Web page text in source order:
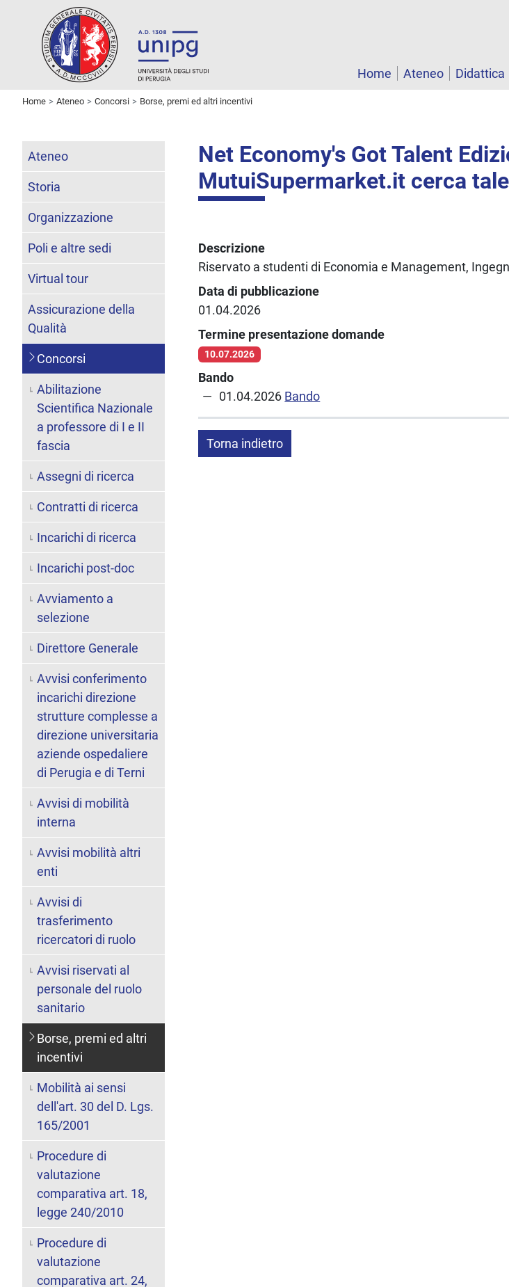
Home
Ateneo Didattica
Home Ateneo Concorsi Borse, premi ed altri incentivi
Net Economy's Got Talent
MutuiSupermarket.it cerca
Descrizione
Riservato a studenti di Economia e Management,
Data di pubblicazione
01.04.2026
Termine presentazione domande
10.07.2026
Bando
01.04.2026 Bando
Torna indietro
Ateneo
Storia
Organizzazione
Poli e altre sedi
Virtual tour
Assicurazione della
Qualità
Concorsi
Abilitazione
Scientifica Nazionale
a professore di I e II
fascia
Assegni di ricerca
Contratti di ricerca
Incarichi di ricerca
Incarichi post-doc
Avviamento a
selezione
Direttore Generale
Avvisi conferimento
incarichi direzione
strutture complesse a
direzione universitaria
aziende ospedaliere
di Perugia e di Terni
Avvisi di mobilità
interna
Avvisi mobilità altri
enti
Avvisi di
trasferimento
ricercatori di ruolo
Avvisi riservati al
personale del ruolo
sanitario
Borse, premi ed altri
incentivi
Mobilità ai sensi
dell'art. 30 del D. Lgs.
165/2001
Procedure di
valutazione
comparativa art. 18,
legge 240/2010
Procedure di
valutazione
comparativa art. 24,